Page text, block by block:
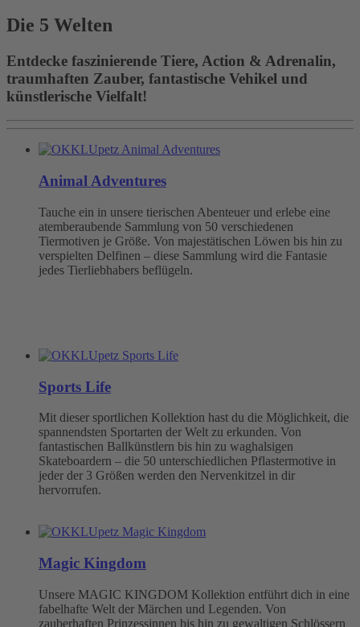
Die 5 Welten
Entdecke faszinierende Tiere, Action & Adrenalin,
traumhaften Zauber, fantastische Vehikel und
künstlerische Vielfalt!
Animal Adventures
Tauche ein in unsere tierischen Abenteuer und erlebe eine
atemberaubende Sammlung von 50 verschiedenen
Tiermotiven je Größe. Von majestätischen Löwen bis hin zu
verspielten Delfinen – diese Sammlung wird die Fantasie
jedes Tierliebhabers beflügeln.
Sports Life
Mit dieser sportlichen Kollektion hast du die Möglichkeit, die
spannendsten Sportarten der Welt zu erkunden. Von
fantastischen Ballkünstlern bis hin zu waghalsigen
Skateboardern – die 50 unterschiedlichen Pflastermotive in
jeder der 3 Größen werden den Nervenkitzel in dir
hervorrufen.
Magic Kingdom
Unsere MAGIC KINGDOM Kollektion entführt dich in eine
fabelhafte Welt der Märchen und Legenden. Von
zauberhaften Prinzessinnen bis hin zu gewaltigen Schlössern